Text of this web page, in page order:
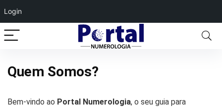
Login
Quem Somos?
Bem-vindo ao Portal Numerologia, o seu guia para